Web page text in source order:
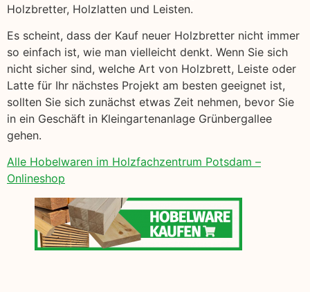
Holzbretter, Holzlatten und Leisten.
Es scheint, dass der Kauf neuer Holzbretter nicht immer
so einfach ist, wie man vielleicht denkt. Wenn Sie sich
nicht sicher sind, welche Art von Holzbrett, Leiste oder
Latte für Ihr nächstes Projekt am besten geeignet ist,
sollten Sie sich zunächst etwas Zeit nehmen, bevor Sie
in ein Geschäft in Kleingartenanlage Grünbergallee
gehen.
Alle Hobelwaren im Holzfachzentrum Potsdam –
Onlineshop